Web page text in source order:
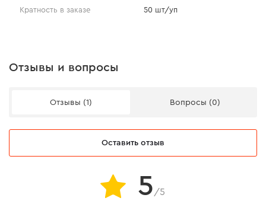
Кратность в заказе 50 шт/уп
Отзывы и вопросы
Отзывы (1) Вопросы (0)
Оставить отзыв
5 /5